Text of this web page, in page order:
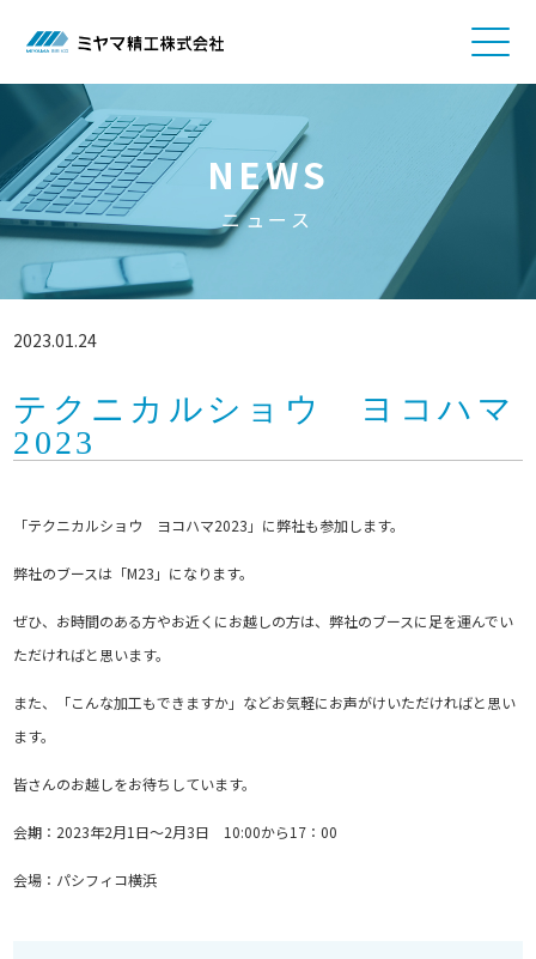
NEWS
ニュース
2023.01.24
テクニカルショウ ヨコハマ
2023
「テクニカルショウ ヨコハマ2023」に弊社も参加します。
弊社のブースは「M23」になります。
ぜひ、お時間のある方やお近くにお越しの方は、弊社のブースに足を運んでい
ただければと思います。
また、「こんな加工もできますか」などお気軽にお声がけいただければと思い
ます。
皆さんのお越しをお待ちしています。
会期：2023年2月1日～2月3日 10:00から17：00
会場：パシフィコ横浜